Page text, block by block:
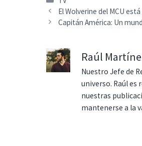
El Wolverine del MCU
Capitán América: Un
Raúl
Nuestro Jefe de
universo. Raúl es
nuestras
mantenerse a la